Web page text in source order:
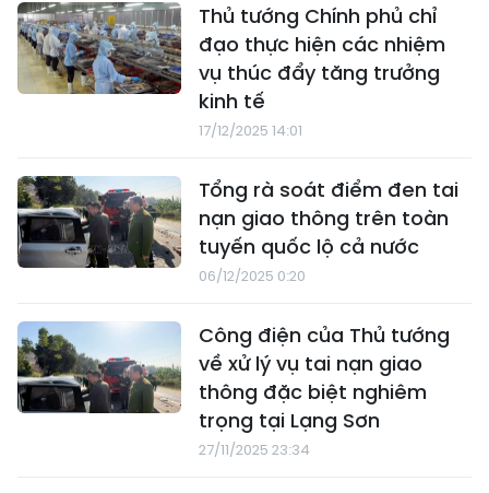
Thủ tướng Chính phủ chỉ
đạo thực hiện các nhiệm
vụ thúc đẩy tăng trưởng
kinh tế
17/12/2025 14:01
Tổng rà soát điểm đen tai
nạn giao thông trên toàn
tuyến quốc lộ cả nước
06/12/2025 0:20
Công điện của Thủ tướng
về xử lý vụ tai nạn giao
thông đặc biệt nghiêm
trọng tại Lạng Sơn
27/11/2025 23:34